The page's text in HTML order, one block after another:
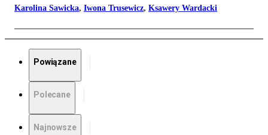
Karolina Sawicka, Iwona Trusewicz, Ksawery Wardacki
Powiązane
Polecane
Najnowsze